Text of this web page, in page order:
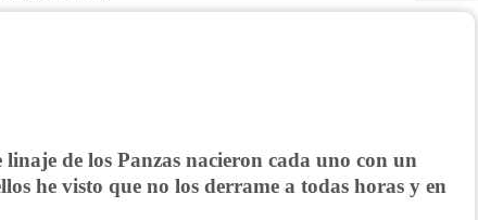
linaje de los Panzas nacieron cada uno con un
he visto que no los derrame a todas horas y en